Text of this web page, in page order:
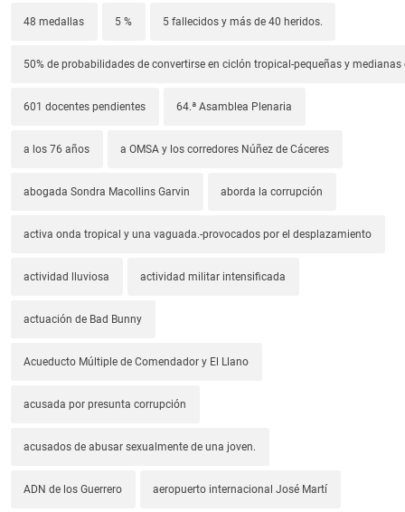
48 medallas 5 % 5 fallecidos y más de 40 heridos.
50% de probabilidades de convertirse en ciclón tropical-pequeñas y
601 docentes pendientes 64.ª Asamblea Plenaria
a los 76 años a OMSA y los corredores Núñez de Cáceres
abogada Sondra Macollins Garvin aborda la corrupción
activa onda tropical y una vaguada.-provocados por el desplazamiento
actividad lluviosa actividad militar intensificada
actuación de Bad Bunny
Acueducto Múltiple de Comendador y El Llano
acusada por presunta corrupción
acusados de abusar sexualmente de una joven.
ADN de los Guerrero aeropuerto internacional José Martí